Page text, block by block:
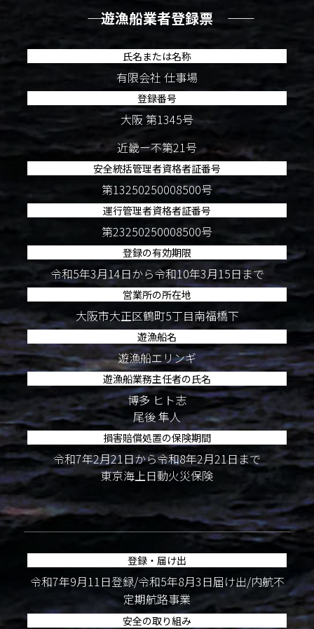
―― 遊漁船業者登録票 ――
氏名または名称
有限会社 仕事場
登録番号
大阪 第1345号
近畿ー不第21号
安全統括管理者資格者証番号
第13250250008500号
運行管理者資格者証番号
第23250250008500号
登録の有効期限
令和5年3月14日から令和10年3月15日まで
営業所の所在地
大阪市大正区鶴町5丁目南福橋下
遊漁船名
遊漁船エリンギ
遊漁船業務主任者の氏名
博多 ヒト志
尾後 隼人
損害賠償処置の保険期間
令和7年2月21日から令和8年2月21日まで
東京海上日動火災保険
登録・届け出
令和7年9月11日登録/令和5年8月3日届け出/内航不
定期航路事業
安全の取り組み